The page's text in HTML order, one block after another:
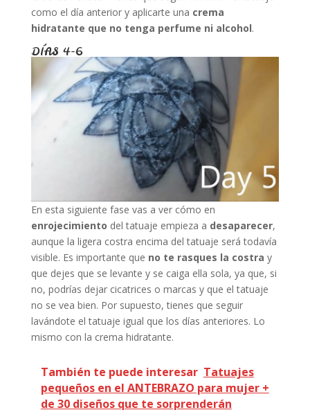
como el día anterior y aplicarte una crema
hidratante que no tenga perfume ni alcohol.
DÍAS 4-6
En esta siguiente fase vas a ver cómo en
enrojecimiento del tatuaje empieza a desaparecer,
aunque la ligera costra encima del tatuaje será todavía
visible. Es importante que no te rasques la costra y
que dejes que se levante y se caiga ella sola, ya que, si
no, podrías dejar cicatrices o marcas y que el tatuaje
no se vea bien. Por supuesto, tienes que seguir
lavándote el tatuaje igual que los días anteriores. Lo
mismo con la crema hidratante.
También te puede interesar Tatuajes
pequeños en el ANTEBRAZO para mujer +
de 30 diseños que te sorprenderán